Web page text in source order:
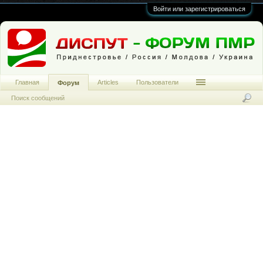
Войти или зарегистрироваться
Главная Форум
Поиск сообщений
Articles Пользователи